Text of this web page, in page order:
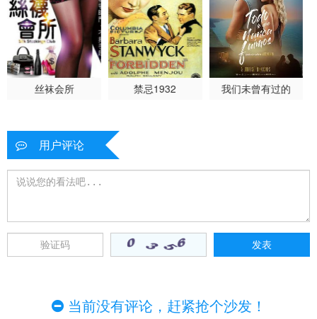
丝袜会所 禁忌1932 我们未曾有过的
用户评论
当前没有评论，赶紧抢个沙发！